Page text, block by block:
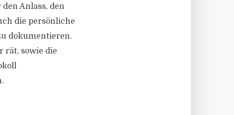
Anlass, den
die persönliche
dokumentieren.
rät, sowie die